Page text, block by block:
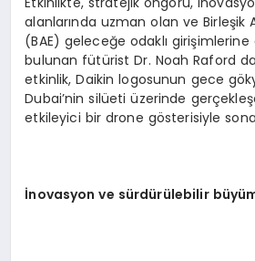
alanlarında uzman olan ve Birleşik
(BAE) geleceğe odaklı
bulunan fütürist Dr. Noah Raford
etkinlik, Daikin logosunun gece
Dubai’nin silüeti üzerinde
etkileyici bir drone gösterisiyle
İnovasyon ve sürdürülebilir